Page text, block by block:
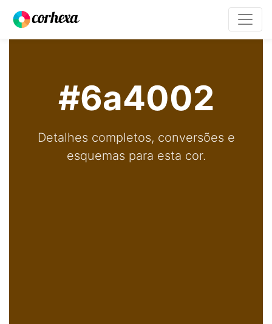
#6a4002
Detalhes completos, conversões e
esquemas para esta cor.